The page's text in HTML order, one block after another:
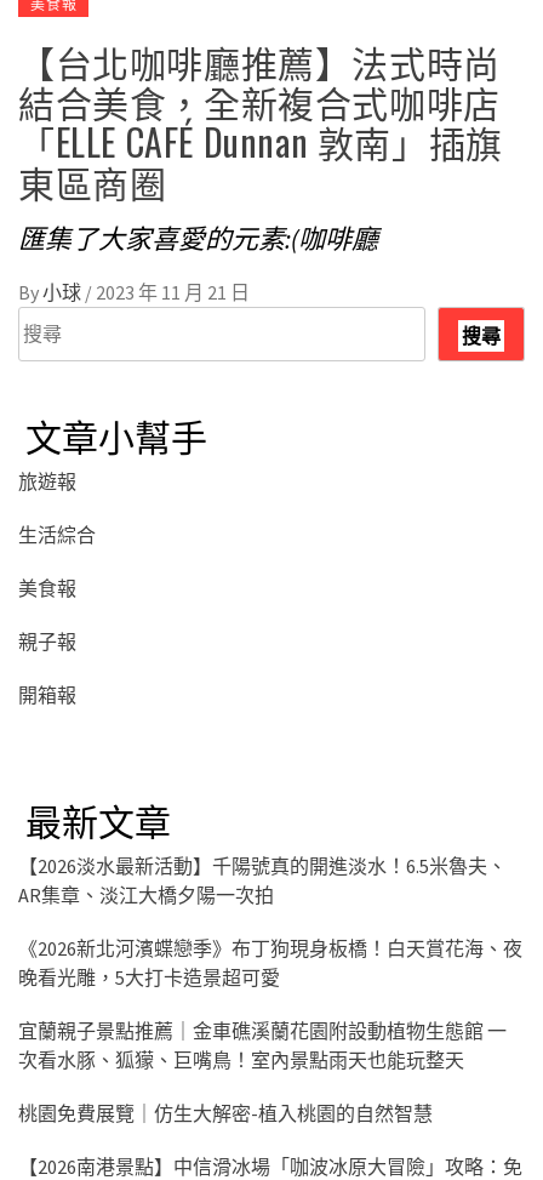
【台北咖啡廳推薦】法式時尚
結合美食，全新複合式咖啡店
「ELLE CAFÉ Dunnan 敦南」插旗
東區商圈
匯集了大家喜愛的元素:(咖啡廳
By小球 / 2023 年 11 月 21 日
搜
尋
搜尋
文章小幫手
旅遊報
生活綜合
美食報
親子報
開箱報
最新文章
【2026淡水最新活動】千陽號真的開進淡水！6.5米魯夫、
AR集章、淡江大橋夕陽一次拍
《2026新北河濱蝶戀季》布丁狗現身板橋！白天賞花海、夜
晚看光雕，5大打卡造景超可愛
宜蘭親子景點推薦｜金車礁溪蘭花園附設動植物生態館 一
次看水豚、狐獴、巨嘴鳥！室內景點雨天也能玩整天
桃園免費展覽｜仿生大解密-植入桃園的自然智慧
【2026南港景點】中信滑冰場「咖波冰原大冒險」攻略：免